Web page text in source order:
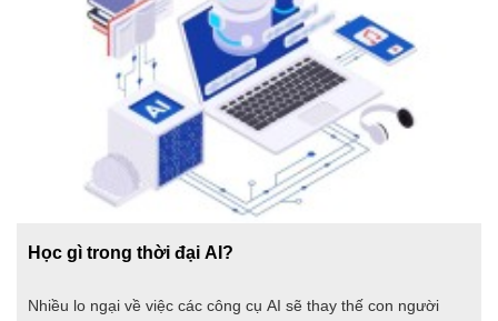
Học gì trong thời đại AI?
Nhiều lo ngại về việc các công cụ AI sẽ thay thế con người